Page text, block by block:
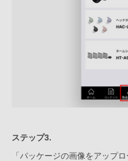
ステップ3.
「パッケージの画像をアップ